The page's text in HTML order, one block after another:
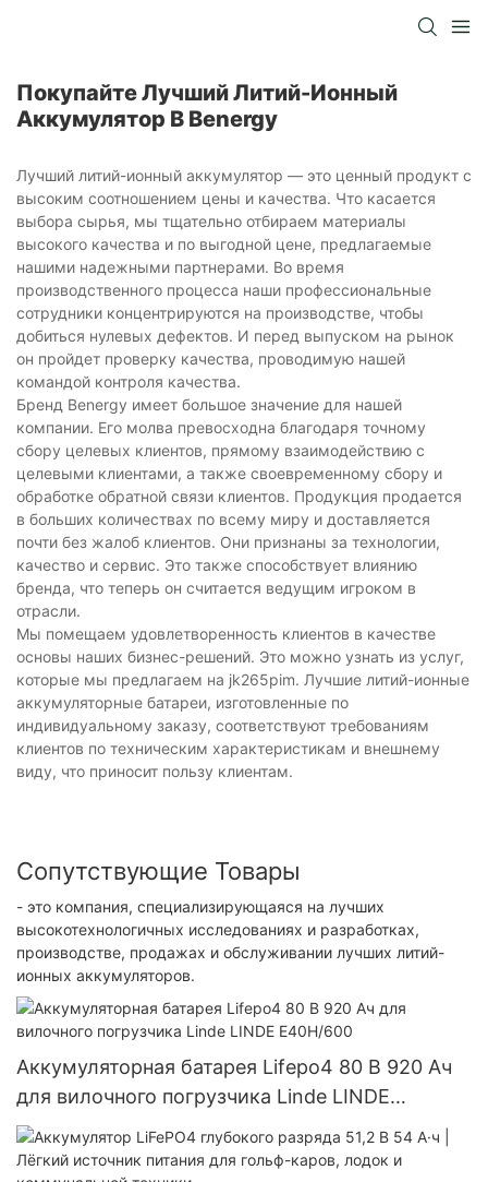
Покупайте Лучший Литий-Ионный
Аккумулятор В Benergy
Лучший литий-ионный аккумулятор — это ценный продукт с
высоким соотношением цены и качества. Что касается
выбора сырья, мы тщательно отбираем материалы
высокого качества и по выгодной цене, предлагаемые
нашими надежными партнерами. Во время
производственного процесса наши профессиональные
сотрудники концентрируются на производстве, чтобы
добиться нулевых дефектов. И перед выпуском на рынок
он пройдет проверку качества, проводимую нашей
командой контроля качества.
Бренд Benergy имеет большое значение для нашей
компании. Его молва превосходна благодаря точному
сбору целевых клиентов, прямому взаимодействию с
целевыми клиентами, а также своевременному сбору и
обработке обратной связи клиентов. Продукция продается
в больших количествах по всему миру и доставляется
почти без жалоб клиентов. Они признаны за технологии,
качество и сервис. Это также способствует влиянию
бренда, что теперь он считается ведущим игроком в
отрасли.
Мы помещаем удовлетворенность клиентов в качестве
основы наших бизнес-решений. Это можно узнать из услуг,
которые мы предлагаем на jk265pim. Лучшие литий-ионные
аккумуляторные батареи, изготовленные по
индивидуальному заказу, соответствуют требованиям
клиентов по техническим характеристикам и внешнему
виду, что приносит пользу клиентам.
Сопутствующие Товары
- это компания, специализирующаяся на лучших
высокотехнологичных исследованиях и разработках,
производстве, продажах и обслуживании лучших литий-
ионных аккумуляторов.
Аккумуляторная батарея Lifepo4 80 В 920 Ач
для вилочного погрузчика Linde LINDE
E40H/600